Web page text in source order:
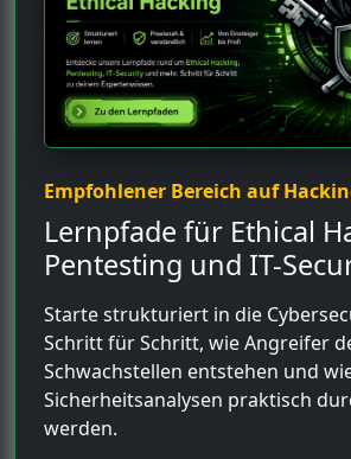
Empfohlener Bereich auf
Lernpfade für Ethical
Pentesting und IT-
Starte strukturiert in die
Schritt für Schritt, wie Angreifer
Schwachstellen entstehen und
Sicherheitsanalysen praktisch
werden.